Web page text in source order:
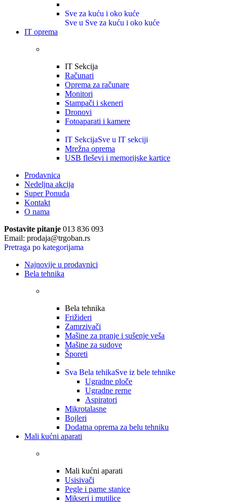
Sve za kuću i oko kuće
Sve u Sve za kuću i oko kuće
IT oprema
IT Sekcija
Računari
Oprema za računare
Monitori
Stampači i skeneri
Dronovi
Fotoaparati i kamere
IT SekcijaSve u IT sekciji
Mrežna oprema
USB fleševi i memorijske kartice
Prodavnica
Nedeljna akcija
Super Ponuda
Kontakt
O nama
Postavite pitanje 013 836 093
Email: prodaja@trgoban.rs
Pretraga po kategorijama
Najnovije u prodavnici
Bela tehnika
Bela tehnika
Frižideri
Zamrzivači
Mašine za pranje i sušenje veša
Mašine za sudove
Šporeti
Sva Bela tehikaSve iz bele tehnike
Ugradne ploče
Ugradne rerne
Aspiratori
Mikrotalasne
Bojleri
Dodatna oprema za belu tehniku
Mali kućni aparati
Mali kućni aparati
Usisivači
Pegle i parne stanice
Mikseri i mutilice